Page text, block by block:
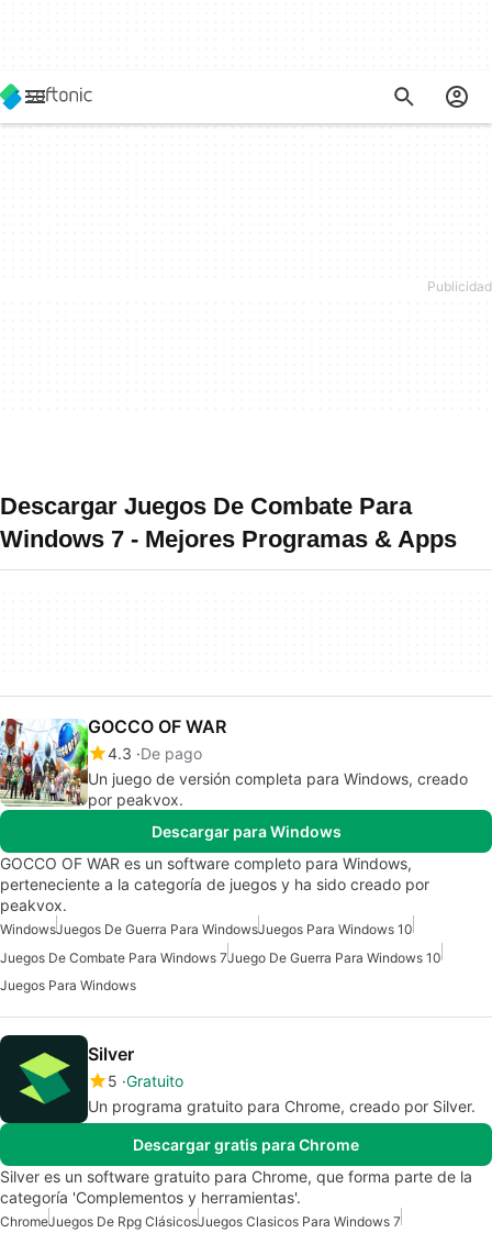
Descargar Juegos De Combate Para
Windows 7 - Mejores Programas & Apps
GOCCO OF WAR
4.3 De pago
Un juego de versión completa para Windows, creado
por peakvox.
Descargar para Windows
GOCCO OF WAR es un software completo para Windows,
perteneciente a la categoría de juegos y ha sido creado por
peakvox.
WindowsJuegos De Guerra Para WindowsJuegos Para Windows 10
Juegos De Combate Para Windows 7Juego De Guerra Para Windows 10
Juegos Para Windows
Silver
5 Gratuito
Un programa gratuito para Chrome, creado por Silver.
Descargar gratis para Chrome
Silver es un software gratuito para Chrome, que forma parte de la
categoría 'Complementos y herramientas'.
ChromeJuegos De Rpg ClásicosJuegos Clasicos Para Windows 7